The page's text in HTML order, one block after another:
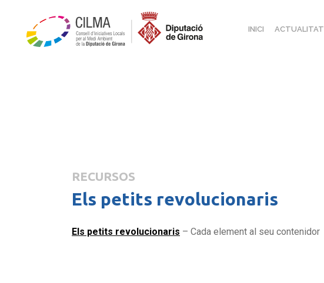
INICI ACTUALITAT
RECURSOS
Els petits revolucionaris
Els petits revolucionaris – Cada element al seu contenidor